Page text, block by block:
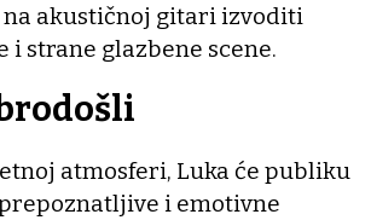
na akustičnoj gitari izvoditi
i strane glazbene scene.
atmosferi, Luka će publiku
i emotivne